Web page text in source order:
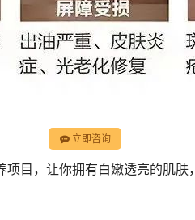
立即咨询
目，让你拥有白嫩透亮的肌肤